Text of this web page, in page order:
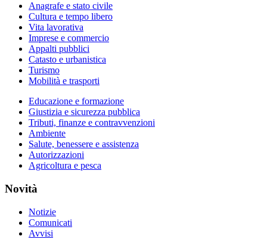
Anagrafe e stato civile
Cultura e tempo libero
Vita lavorativa
Imprese e commercio
Appalti pubblici
Catasto e urbanistica
Turismo
Mobilità e trasporti
Educazione e formazione
Giustizia e sicurezza pubblica
Tributi, finanze e contravvenzioni
Ambiente
Salute, benessere e assistenza
Autorizzazioni
Agricoltura e pesca
Novità
Notizie
Comunicati
Avvisi